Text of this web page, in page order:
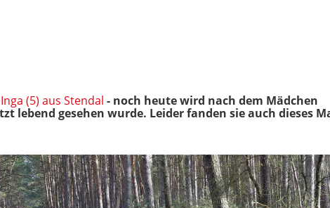
(5) aus Stendal - noch heute wird nach dem Mädchen
lebend gesehen wurde. Leider fanden sie auch dieses